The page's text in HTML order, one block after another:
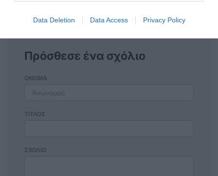
Data Deletion Data Access Privacy Policy
Πρόσθεσε ένα σχόλιο
ΟΝΟΜΑ
ΤΙΤΛΟΣ
ΣΧΟΛΙΟ